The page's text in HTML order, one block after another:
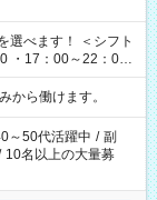
・17：00～22：00
ど
から働けます。
～50代活躍中 / 副
10名以上の大量募